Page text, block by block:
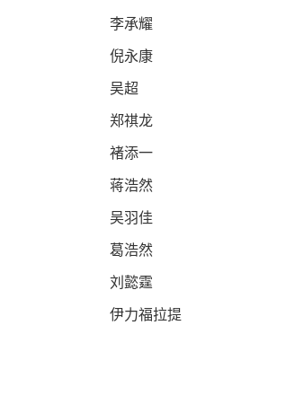
李承耀
倪永康
吴超
郑祺龙
褚添一
蒋浩然
吴羽佳
葛浩然
刘懿霆
伊力福拉提